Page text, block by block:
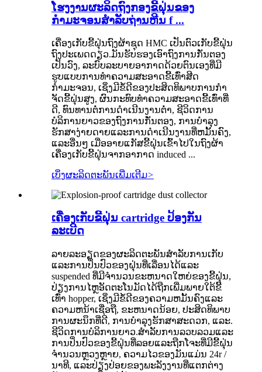
ໂຮງງານຜະລິດຖົງກອງຂີ້ຝຸ່ນຂອງ
ກໍາມະຈອນສໍາລັບຖ່ານຫີນ f ...
ເຄື່ອງເກັບຂີ້ຝຸ່ນຖົງຜ້າຊຸດ HMC ເປັນຕົວເກັບຂີ້ຝຸ່ນ
ຖົງປະເພດດຽວ.ມັນຮັບຮອງເອົາຖົງການກັ່ນຕອງ
ເປັນວົງ, ລະບົບລະບາຍອາກາດດ້ວຍຕົນເອງທີ່ມີ
ຮູບແບບການທໍາຄວາມສະອາດຂີ້ເທົ່າສີດ
ກໍາມະຈອນ, ເຊິ່ງມີຂໍ້ດີຂອງປະສິດທິພາບການກໍາ
ຈັດຂີ້ຝຸ່ນສູງ, ຜົນກະທົບທໍາຄວາມສະອາດຂີ້ເທົ່າທີ່
ດີ, ທົນທານຕໍ່ການດໍາເນີນງານຕ່ໍາ, ຊີວິດການ
ບໍລິການຍາວຂອງຖົງການກັ່ນຕອງ, ການບໍາລຸງ
ຮັກສາງ່າຍດາຍແລະການດໍາເນີນງານທີ່ຫມັ້ນຄົງ,
ແລະອື່ນໆ ເມື່ອອາຍແກັສຂີ້ຝຸ່ນເຂົ້າໄປໃນຖົງຜ້າ
ເຄື່ອງເກັບຂີ້ຝຸ່ນຈາກອາກາດ induced ...
ເບິ່ງຜະລິດຕະພັນເພີ່ມເຕີມ>
ເຄື່ອງເກັບຂີ້ຝຸ່ນ cartridge ປ້ອງກັນ
ລະເບີດ
ລາຍລະອຽດຂອງຜະລິດຕະພັນສໍາລັບການເກັບ
ແລະການປິ່ນປົວຂອງຝຸ່ນທີ່ເລື່ອນໄດ້ແລະ
suspended ທີ່ມີຈໍານວນຂະຫນາດໃຫຍ່ຂອງຂີ້ຝຸ່ນ,
ປ່ຽງການໄຫຼອັດຕະໂນມັດໄດ້ຖືກເພີ່ມພາຍໃຕ້ຂີ້
ເທົ່າ hopper, ເຊິ່ງມີຂໍ້ດີຂອງຄວາມຫມັ້ນຄົງແລະ
ຄວາມຫນ້າເຊື່ອຖື, ຂະຫນາດນ້ອຍ, ປະສິດທິພາບ
ການຜະນຶກທີ່ດີ, ການບໍາລຸງຮັກສາສະດວກ, ແລະ.
ຊີວິດການບໍລິການຍາວ.ສໍາລັບການລວບລວມແລະ
ການປິ່ນປົວຂອງຂີ້ຝຸ່ນທີ່ລອຍແລະຖືກໂຈະທີ່ມີຂີ້ຝຸ່ນ
ຈໍານວນຫຼວງຫຼາຍ, ຄວາມໄວຂອງມັນແມ່ນ 24r /
ນາທີ, ແລະປ່ຽງປ່ອຍຂອງພະລັງງານທີ່ແຕກຕ່າງ